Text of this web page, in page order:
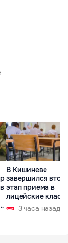
В Кишиневе
завершился
этап приема в
лицейские
3 часа назад